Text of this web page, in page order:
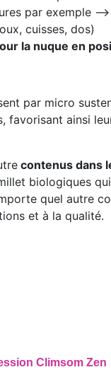
par exemple -->
cuisses, dos)
la nuque en
par micro
favorisant ainsi
contenus dans
biologiques
quel autre
et à la qualité.